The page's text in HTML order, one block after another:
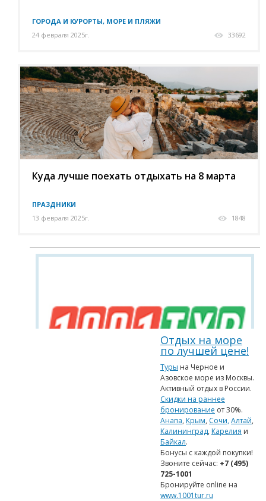
ГОРОДА И КУРОРТЫ, МОРЕ И ПЛЯЖИ
24 февраля 2025г.
33692
Куда лучше поехать отдыхать на 8 марта
ПРАЗДНИКИ
13 февраля 2025г.
1848
Отдых на море
по лучшей цене!
Туры на Черное и
Азовское море из Москвы.
Активный отдых в России.
Скидки на раннее
бронирование от 30%.
Анапа, Крым, Сочи,Алтай,
Калининград, Карелия и
Байкал.
Бонусы с каждой покупки!
Звоните сейчас: +7 (495)
725-1001
Бронируйте online на
www.1001tur.ru